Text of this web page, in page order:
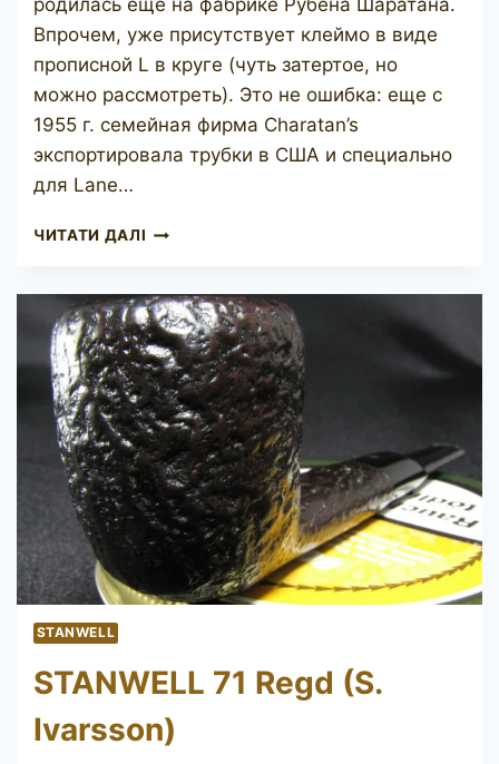
родилась еще на фабрике Рубена Шаратана.
Впрочем, уже присутствует клеймо в виде
прописной L в круге (чуть затертое, но
можно рассмотреть). Это не ошибка: еще с
1955 г. семейная фирма Charatan’s
экспортировала трубки в США и специально
для Lane…
ЧИТАТИ ДАЛІ CHARATAN’S
91
STANWELL
STANWELL 71 Regd (S.
Ivarsson)